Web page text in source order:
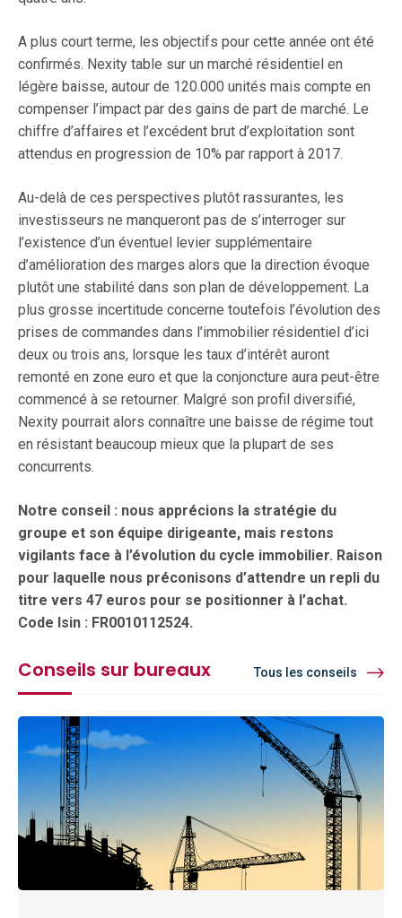
A plus court terme, les objectifs pour cette année ont été
confirmés. Nexity table sur un marché résidentiel en
légère baisse, autour de 120.000 unités mais compte en
compenser l’impact par des gains de part de marché. Le
chiffre d’affaires et l’excédent brut d’exploitation sont
attendus en progression de 10% par rapport à 2017.
Au-delà de ces perspectives plutôt rassurantes, les
investisseurs ne manqueront pas de s’interroger sur
l’existence d’un éventuel levier supplémentaire
d’amélioration des marges alors que la direction évoque
plutôt une stabilité dans son plan de développement. La
plus grosse incertitude concerne toutefois l’évolution des
prises de commandes dans l’immobilier résidentiel d’ici
deux ou trois ans, lorsque les taux d’intérêt auront
remonté en zone euro et que la conjoncture aura peut-être
commencé à se retourner. Malgré son profil diversifié,
Nexity pourrait alors connaître une baisse de régime tout
en résistant beaucoup mieux que la plupart de ses
concurrents.
Notre conseil : nous apprécions la stratégie du
groupe et son équipe dirigeante, mais restons
vigilants face à l’évolution du cycle immobilier. Raison
pour laquelle nous préconisons d’attendre un repli du
titre vers 47 euros pour se positionner à l’achat.
Code Isin : FR0010112524.
Conseils sur bureaux Tous les conseils